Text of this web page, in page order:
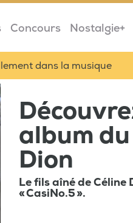
Concours Nostalgie+
dans la musique
album
Dion
Le fils aîné de
« CasiNo.5 ».